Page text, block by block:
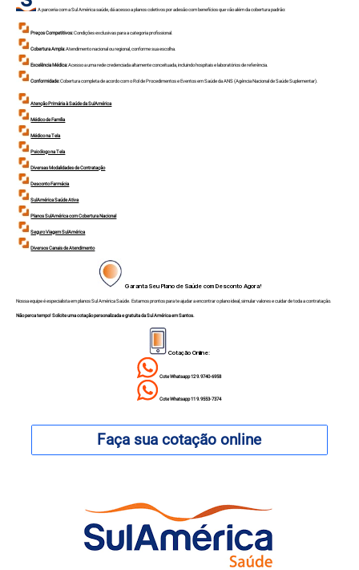
A parceria com a Sul América saúde, dá acesso a planos coletivos por adesão com benefícios que vão além da cobertura padrão:
Preços Competitivos:Condições exclusivas para a categoria profissional.
Cobertura Ampla:Atendimento nacional ou regional, conforme sua escolha.
Excelência Médica:Acesso a uma rede credenciada altamente conceituada, incluindo hospitais e laboratórios de referência.
Conformidade:Cobertura completa de acordo com o Rol de Procedimentos e Eventos em Saúde da ANS (Agência Nacional de Saúde Suplementar).
Atenção Primária à Saúde da SulAmérica
Médico de Família
Médico na Tela
Psicólogo na Tela
Diversas Modalidades de Contratação
Desconto Farmácia
SulAmérica Saúde Ativa
Planos SulAmérica com Cobertura Nacional
Seguro Viagem SulAmérica
Diversos Canais de Atendimento
Garanta Seu Plano de Saúde com Desconto Agora!
Nossa equipe é especialista em planos Sul América Saúde. Estamos prontos para te ajudar a encontrar o plano ideal, simular valores e cuidar de toda a contratação.
Não perca tempo! Solicite uma cotação personalizada e gratuita da Sul América em Santos.
Cotação Online:
Cote Whatsapp 12 9.9740-6958
Cote Whatsapp 11 9.9553-7374
Faça sua cotação online